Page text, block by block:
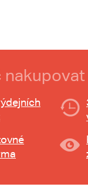
nakupovat